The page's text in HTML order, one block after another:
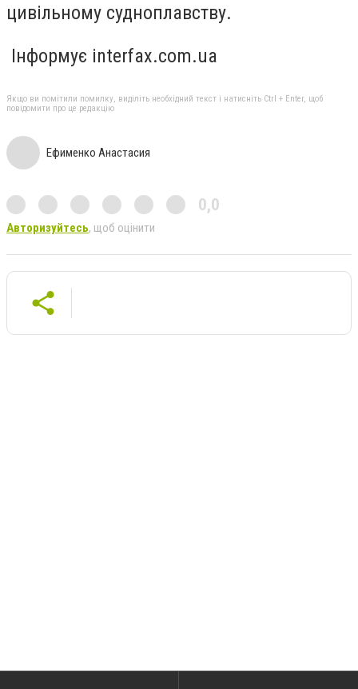
цивільному судноплавству.
Інформує interfax.com.ua
Якщо ви помітили помилку, виділіть необхідний текст і натисніть Ctrl + Enter, щоб
повідомити про це редакцію
Ефименко Анастасия
0,0
Авторизуйтесь, щоб оцінити